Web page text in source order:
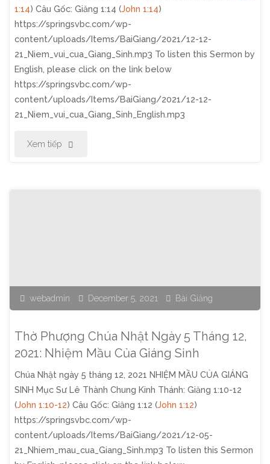
Điểm
Của
Giáng
Sinh"
1:14) Câu Gốc: Giăng 1:14 (John 1:14)
https://springsvbc.com/wp-
content/uploads/Items/BaiGiang/2021/12-12-
21_Niem_vui_cua_Giang_Sinh.mp3 To listen this Sermon by
English, please click on the link below
https://springsvbc.com/wp-
content/uploads/Items/BaiGiang/2021/12-12-
21_Niem_vui_cua_Giang_Sinh_English.mp3
Xem tiếp "Thờ
Tháng
2021:
Niềm
Vui
Của
Giáng
webadmin December 5, 2021 Bài Giảng
Thờ Phượng Chúa Nhật Ngày 5 Tháng 12,
2021: Nhiệm Mầu Của Giáng Sinh
Chúa Nhật ngày 5 tháng 12, 2021 NHIỆM MẦU CỦA GIÁNG
SINH Mục Sư Lê Thành Chung Kinh Thánh: Giăng 1:10-12
(John 1:10-12) Câu Gốc: Giăng 1:12 (John 1:12)
https://springsvbc.com/wp-
content/uploads/Items/BaiGiang/2021/12-05-
21_Nhiem_mau_cua_Giang_Sinh.mp3 To listen this Sermon